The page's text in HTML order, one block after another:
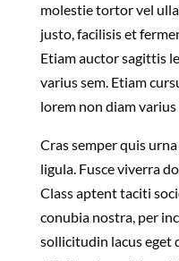
molestie tortor vel
justo, facilisis et
Etiam auctor sagittis
varius sem. Etiam
lorem non diam
Cras semper quis
ligula. Fusce viverra
Class aptent taciti
conubia nostra, per
sollicitudin lacus eget